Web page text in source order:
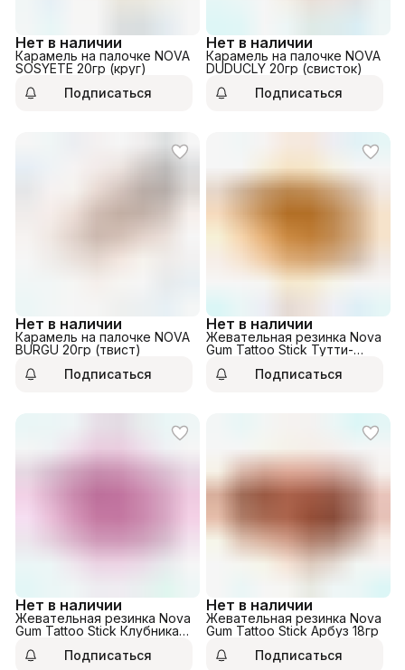
Нет в наличии
Карамель на палочке NOVA
SOSYETE 20гр (круг)
Подписаться
Нет в наличии
Карамель на палочке NOVA
DUDUCLY 20гр (свисток)
Подписаться
Нет в наличии
Карамель на палочке NOVA
BURGU 20гр (твист)
Подписаться
Нет в наличии
Жевательная резинка Nova
Gum Tattoo Stick Тутти-
Подписаться
Нет в наличии
Жевательная резинка Nova
Gum Tattoo Stick Клубника
Подписаться
Нет в наличии
Жевательная резинка Nova
Gum Tattoo Stick Арбуз 18гр
Подписаться